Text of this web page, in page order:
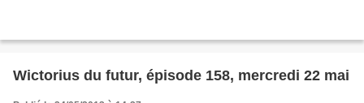
Wictorius du futur, épisode 158, mercredi 22 mai